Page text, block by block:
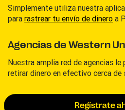
Simplemente utiliza nuestra
para rastrear tu envío de dinero a
Agencias de Western
Nuestra amplia red de agencias
retirar dinero en efectivo cerca de
Regístrate